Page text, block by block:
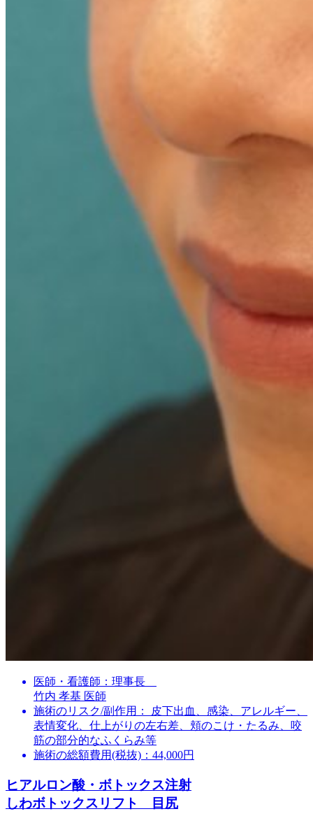
医師・看護師： 理事長
竹内 孝基 医師
施術のリスク/副作用：
皮下出血、感染、アレルギー、
表情変化、仕上がりの左右差、頬のこけ・たるみ、咬
筋の部分的なふくらみ等
施術の総額費用(税抜)： 44,000円
ヒアルロン酸・ボトックス注射
しわボトックスリフト 目尻